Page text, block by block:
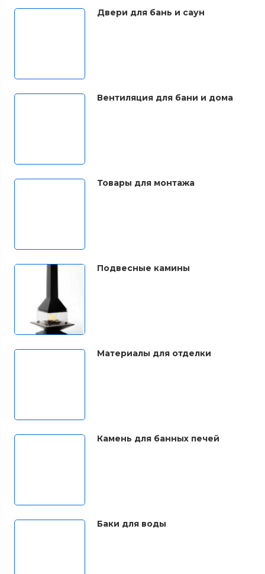
Двери для бань и саун
Вентиляция для бани и дома
Товары для монтажа
Подвесные камины
Материалы для отделки
Камень для банных печей
Баки для воды